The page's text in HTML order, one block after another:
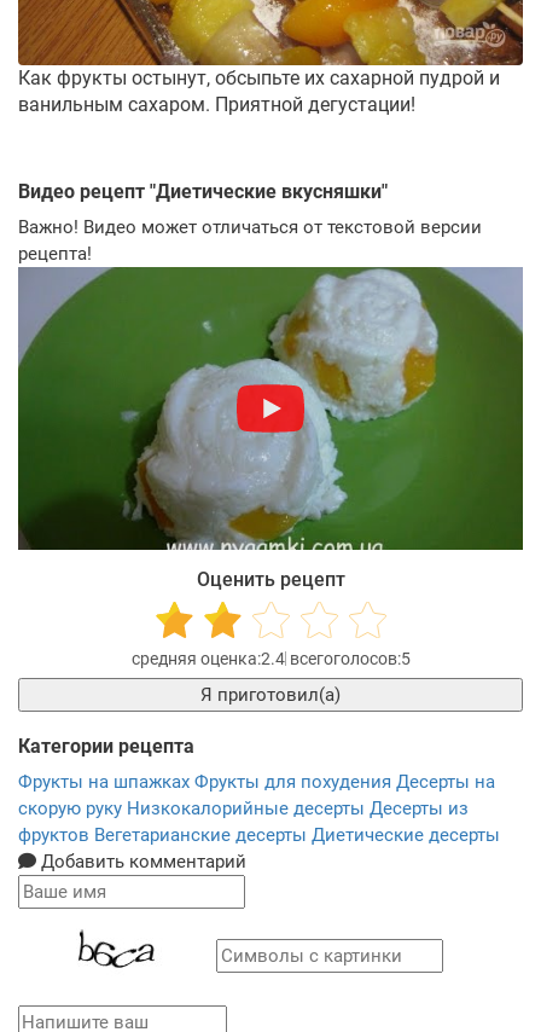
Как фрукты остынут, обсыпьте их сахарной пудрой и
ванильным сахаром. Приятной дегустации!
Видео рецепт "Диетические вкусняшки"
Важно! Видео может отличаться от текстовой версии
рецепта!
Оценить рецепт
2.4 5
Я приготовил(а)
Категории рецепта
Фрукты на шпажках Фрукты для похудения Десерты на
скорую руку Низкокалорийные десерты Десерты из
фруктов Вегетарианские десерты Диетические десерты
Добавить комментарий